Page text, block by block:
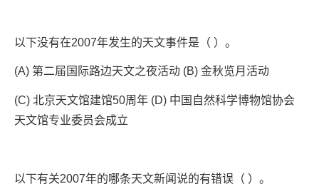
以下没有在2007年发生的天文事件是（ ）。
(A) 第二届国际路边天文之夜活动 (B) 金秋览月活动
(C) 北京天文馆建馆50周年 (D) 中国自然科学博物馆协会
天文馆专业委员会成立
以下有关2007年的哪条天文新闻说的有错误（ ）。